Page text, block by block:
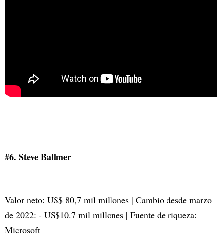
#6. Steve Ballmer
Valor neto: US$ 80,7 mil millones | Cambio desde marzo
de 2022: - US$10.7 mil millones | Fuente de riqueza:
Microsoft